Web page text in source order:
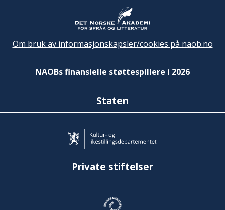
Om bruk av informasjonskapsler/cookies på naob.no
NAOBs finansielle støttespillere i 2026
Staten
Private stiftelser